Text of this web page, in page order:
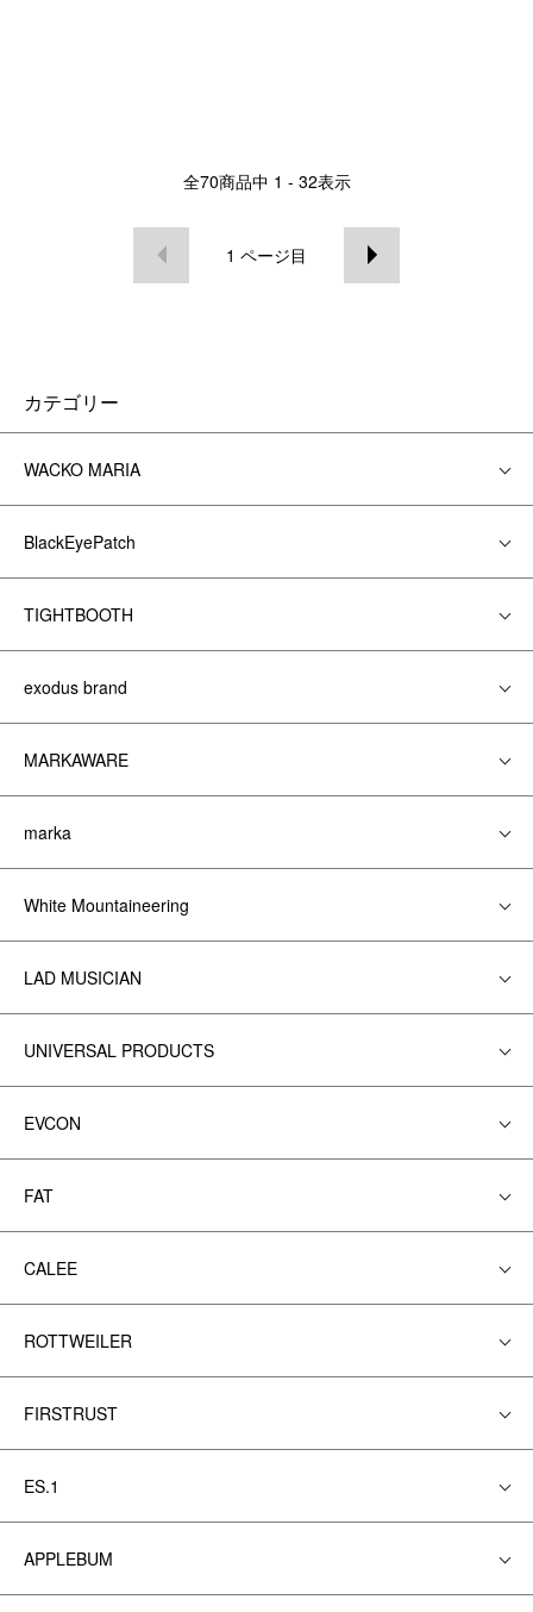
全70商品中 1 - 32表示
1 ページ目
カテゴリー
WACKO MARIA
BlackEyePatch
TIGHTBOOTH
exodus brand
MARKAWARE
marka
White Mountaineering
LAD MUSICIAN
UNIVERSAL PRODUCTS
EVCON
FAT
CALEE
ROTTWEILER
FIRSTRUST
ES.1
APPLEBUM